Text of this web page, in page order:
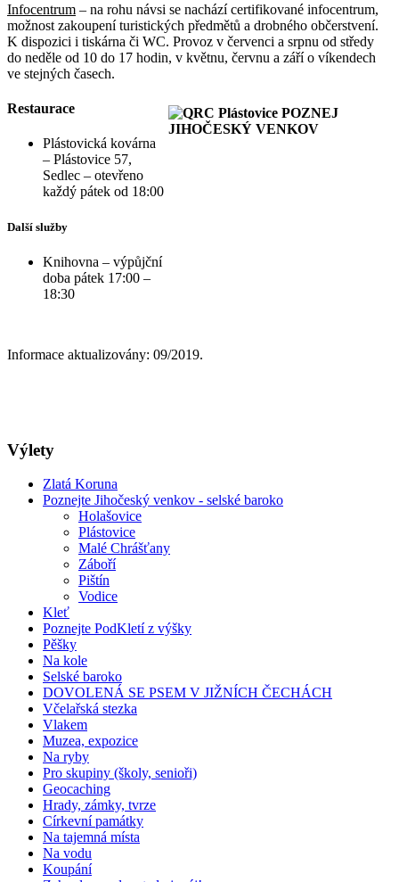
Infocentrum – na rohu návsi se nachází certifikované infocentrum,
možnost zakoupení turistických předmětů a drobného občerstvení.
K dispozici i tiskárna či WC. Provoz v červenci a srpnu od středy
do neděle od 10 do 17 hodin, v květnu, červnu a září o víkendech
ve stejných časech.
Restaurace
Plástovická kovárna
– Plástovice 57,
Sedlec – otevřeno
každý pátek od 18:00
Další služby
Knihovna – výpůjční
doba pátek 17:00 –
18:30
Informace aktualizovány: 09/2019.
Výlety
Zlatá Koruna
Poznejte Jihočeský venkov - selské baroko
Holašovice
Plástovice
Malé Chrášťany
Záboří
Pištín
Vodice
Kleť
Poznejte PodKletí z výšky
Pěšky
Na kole
Selské baroko
DOVOLENÁ SE PSEM V JIŽNÍCH ČECHÁCH
Včelařská stezka
Vlakem
Muzea, expozice
Na ryby
Pro skupiny (školy, senioři)
Geocaching
Hrady, zámky, tvrze
Církevní památky
Na tajemná místa
Na vodu
Koupání